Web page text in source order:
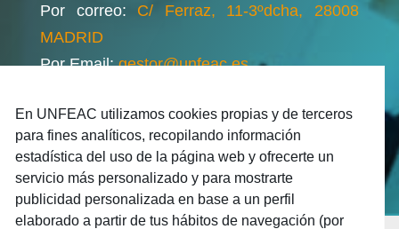
En UNFEAC utilizamos cookies propias y de terceros
para fines analíticos, recopilando información
estadística del uso de la página web y ofrecerte un
servicio más personalizado y para mostrarte
publicidad personalizada en base a un perfil
elaborado a partir de tus hábitos de navegación (por
Por correo: C/ Ferraz, 11-3ºdcha, 28008
MADRID
Por Email:gestor@unfeac.es